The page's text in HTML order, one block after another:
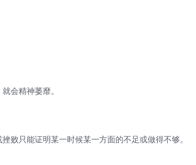
会精神萎靡。
败只能证明某一时候某一方面的不足或做得不够。